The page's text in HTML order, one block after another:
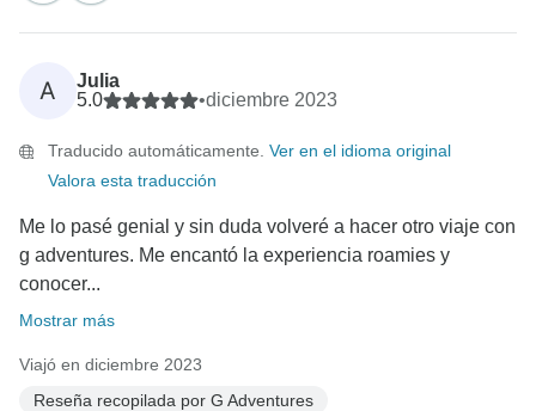
A
Julia
5.0
•diciembre 2023
Traducido automáticamente. Ver en el idioma original
Valora esta traducción
Me lo pasé genial y sin duda volveré a hacer otro viaje con
g adventures. Me encantó la experiencia roamies y
conocer...
Mostrar más
Viajó en diciembre 2023
Reseña recopilada por G Adventures